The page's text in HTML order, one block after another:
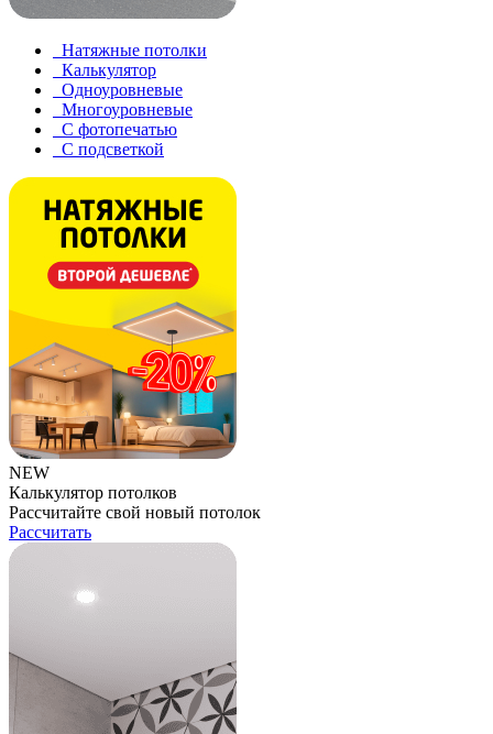
Натяжные потолки
Калькулятор
Одноуровневые
Многоуровневые
С фотопечатью
С подсветкой
NEW
Калькулятор потолков
Рассчитайте свой новый потолок
Рассчитать